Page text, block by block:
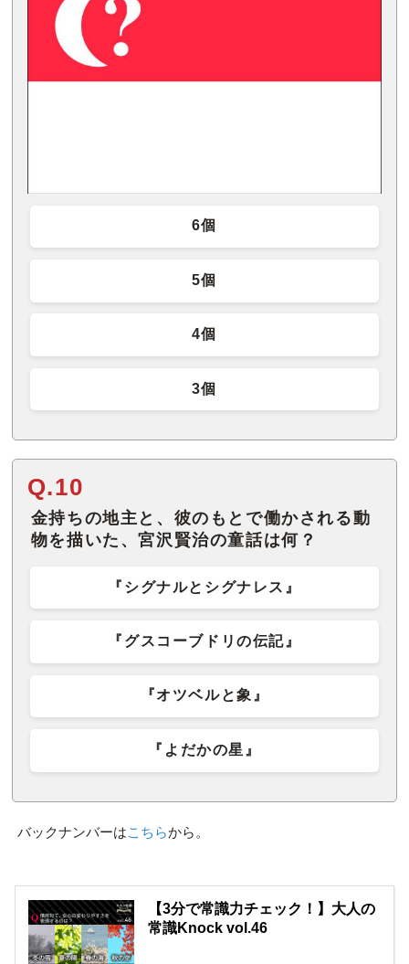
6個
5個
4個
3個
Q.10
金持ちの地主と、彼のもとで働かされる動
物を描いた、宮沢賢治の童話は何？
『シグナルとシグナレス』
『グスコーブドリの伝記』
『オツベルと象』
『よだかの星』
バックナンバーはこちらから。
【3分で常識力チェック！】大人の
常識Knock vol.46